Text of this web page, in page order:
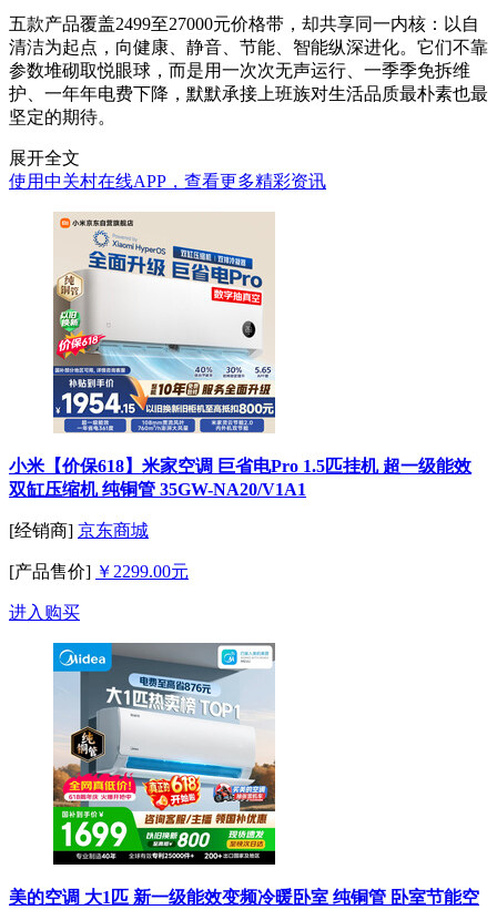
五款产品覆盖2499至27000元价格带，却共享同一内核：以自
清洁为起点，向健康、静音、节能、智能纵深进化。它们不靠
参数堆砌取悦眼球，而是用一次次无声运行、一季季免拆维
护、一年年电费下降，默默承接上班族对生活品质最朴素也最
坚定的期待。
展开全文
使用中关村在线APP，查看更多精彩资讯
小米【价保618】米家空调 巨省电Pro 1.5匹挂机 超一级能效
双缸压缩机 纯铜管 35GW-NA20/V1A1
[经销商] 京东商城
[产品售价] ￥2299.00元
进入购买
美的空调 大1匹 新一级能效变频冷暖卧室 纯铜管 卧室节能空